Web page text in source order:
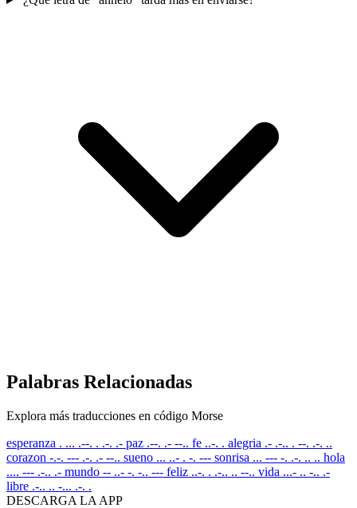
Palabras Relacionadas
Explora más traducciones en código Morse
esperanza . ... .--. . .-. .- paz .--. .- --.. fe ..-. . alegria .- .-.. . --. .-. ..
corazon -.-. --- .-. .- --.. sueno ... ..- . -. --- sonrisa ... --- -. .-. .. .. hola
.... --- .-.. .- mundo -- ..- -. -.. --- feliz ..-. . .-.. .. --.. vida ...- .. -.. .-
libre .-.. .. -... .-. .
DESCARGA LA APP